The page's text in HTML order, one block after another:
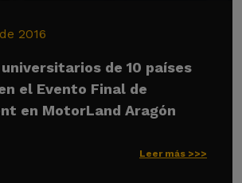
2016
de 10 países
el Evento Final de
en MotorLand Aragón
Leer más >>>